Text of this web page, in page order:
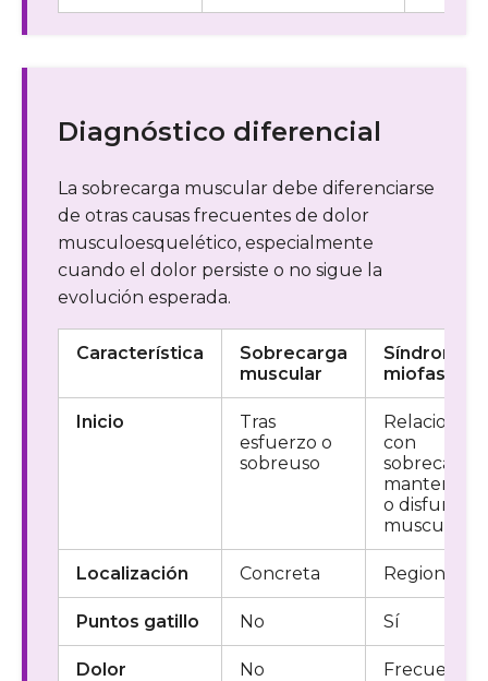
Diagnóstico diferencial
La sobrecarga muscular debe diferenciarse
de otras causas frecuentes de dolor
musculoesquelético, especialmente
cuando el dolor persiste o no sigue la
evolución esperada.
Característica
Sobrecarga
muscular
Síndrome
miofascial
Inicio
Tras
esfuerzo o
sobreuso
con
sobrecarga
mantenida
o disfunción
muscular
Localización Concreta Regional
Puntos gatillo No Sí
Dolor
No Frecuente